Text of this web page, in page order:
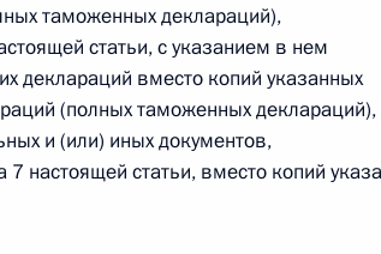
№ 242-ФЗ
и статью 227–1 части второй
таможенных деклараций),
статьи, с указанием в нем
деклараций вместо копий указанных
(полных таможенных деклараций),
и (или) иных документов,
настоящей статьи, вместо копий